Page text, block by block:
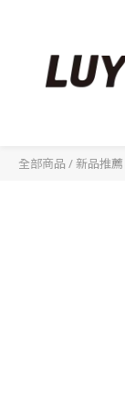
全部商品 /新品推薦